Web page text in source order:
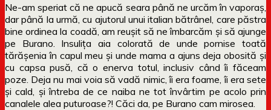
Ne-am speriat că ne apucă seara până ne urcăm în vaporaș,
dar până la urmă, cu ajutorul unui italian bătrânel, care păstra
bine ordinea la coadă, am reușit să ne îmbarcăm și să ajunge
pe Burano. Insulița aia colorată de unde pornise toată
tărășenia în capul meu și unde mama a ajuns deja obosită și
cu capsa pusă, că o enerva totul, inclusiv când îi făceam
poze. Deja nu mai voia să vadă nimic, îi era foame, îi era sete
și cald, și întreba de ce naiba ne tot învârtim pe acolo prin
canalele alea puturoase?! Căci da, pe Burano cam mirosea.